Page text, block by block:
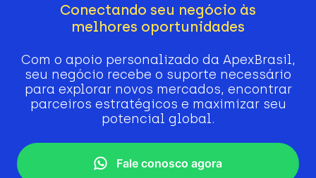
Conectando seu negócio às
melhores oportunidades
Com o apoio personalizado da ApexBrasil,
seu negócio recebe o suporte necessário
para explorar novos mercados, encontrar
parceiros estratégicos e maximizar seu
potencial global.
Fale conosco agora